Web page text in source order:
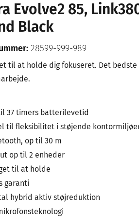
Evolve2 85,
Black
28599-999-989
til at holde dig fokuseret. Det
37 timers batterilevetid
til fleksibilitet i støjende
op til 30 m
op til 2 enheder
til at holde
garanti
hybrid aktiv støjreduktion